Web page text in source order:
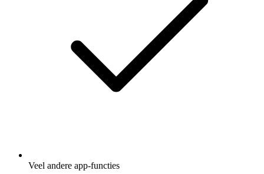
Veel andere app-functies